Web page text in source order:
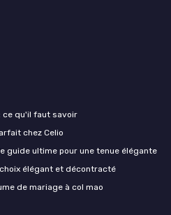
ce qu'il faut savoir
chez Celio
guide ultime pour une tenue élégante
élégant et décontracté
de mariage à col mao